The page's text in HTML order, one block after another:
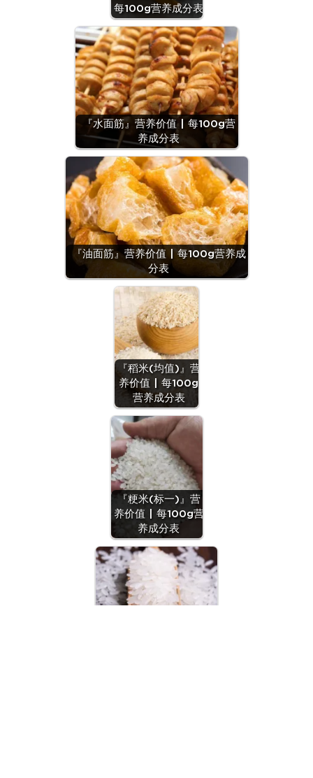
每100g营养成分表
『水面筋』营养价值 | 每100g营
养成分表
『油面筋』营养价值 | 每100g营养成
分表
『稻米(均值)』营
养价值 | 每100g
营养成分表
『粳米(标一)』营
养价值 | 每100g营
养成分表